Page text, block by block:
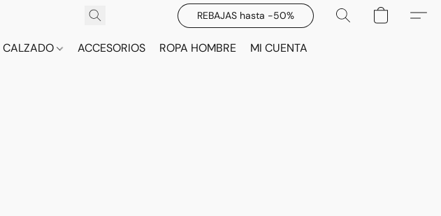
REBAJAS hasta -50%
CALZADO ACCESORIOS ROPA HOMBRE MI CUENTA